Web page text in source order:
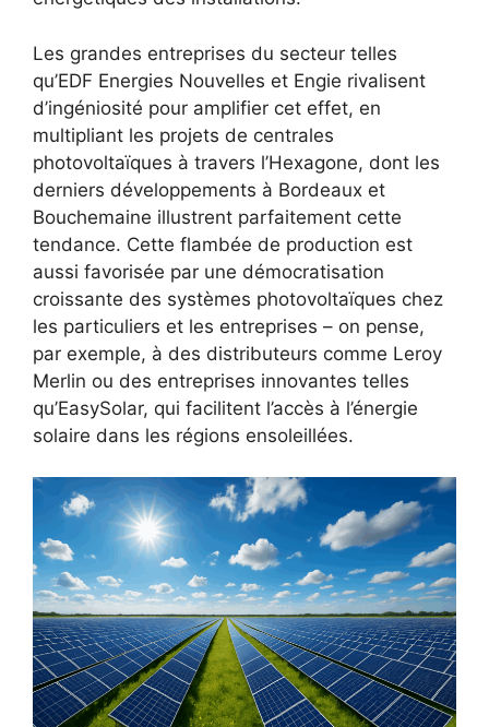
Les grandes entreprises du secteur telles
qu’EDF Energies Nouvelles et Engie rivalisent
d’ingéniosité pour amplifier cet effet, en
multipliant les projets de centrales
photovoltaïques à travers l’Hexagone, dont les
derniers développements à Bordeaux et
Bouchemaine illustrent parfaitement cette
tendance. Cette flambée de production est
aussi favorisée par une démocratisation
croissante des systèmes photovoltaïques chez
les particuliers et les entreprises – on pense,
par exemple, à des distributeurs comme Leroy
Merlin ou des entreprises innovantes telles
qu’EasySolar, qui facilitent l’accès à l’énergie
solaire dans les régions ensoleillées.